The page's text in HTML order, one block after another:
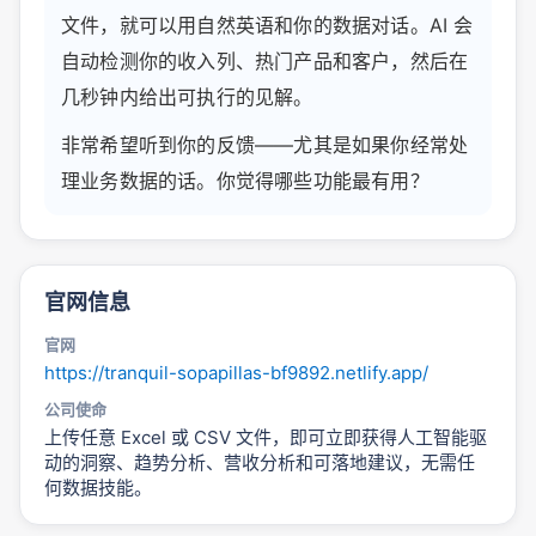
文件，就可以用自然英语和你的数据对话。AI 会
自动检测你的收入列、热门产品和客户，然后在
几秒钟内给出可执行的见解。
非常希望听到你的反馈——尤其是如果你经常处
理业务数据的话。你觉得哪些功能最有用？
官网信息
官网
https://tranquil-sopapillas-bf9892.netlify.app/
公司使命
上传任意 Excel 或 CSV 文件，即可立即获得人工智能驱
动的洞察、趋势分析、营收分析和可落地建议，无需任
何数据技能。